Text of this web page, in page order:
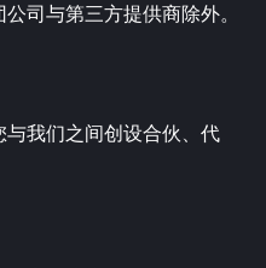
司与第三方提供商除外。
我们之间创设合伙、代